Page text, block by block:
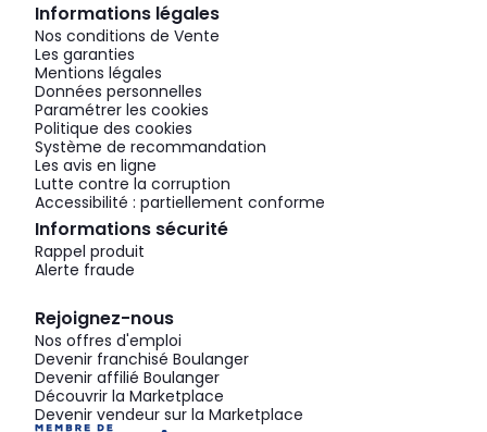
Informations légales
Nos conditions de Vente
Les garanties
Mentions légales
Données personnelles
Paramétrer les cookies
Politique des cookies
Système de recommandation
Les avis en ligne
Lutte contre la corruption
Accessibilité : partiellement conforme
Informations sécurité
Rappel produit
Alerte fraude
Rejoignez-nous
Nos offres d'emploi
Devenir franchisé Boulanger
Devenir affilié Boulanger
Découvrir la Marketplace
Devenir vendeur sur la Marketplace